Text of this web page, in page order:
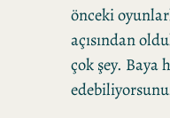
önceki
açısından
çok şey. Baya